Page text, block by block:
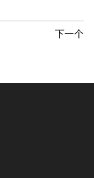
下一个